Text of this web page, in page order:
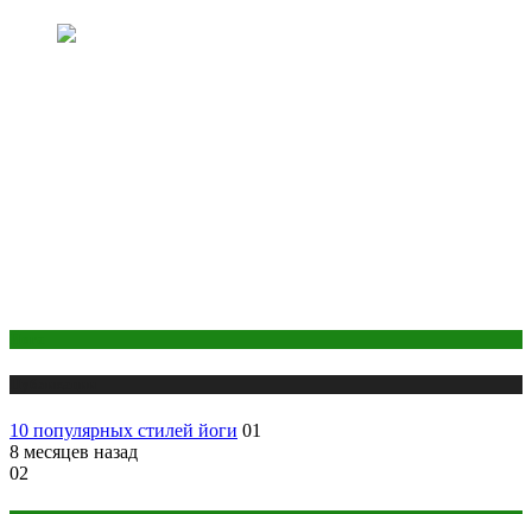
10 популярных стилей йоги 01
8 месяцев назад
02